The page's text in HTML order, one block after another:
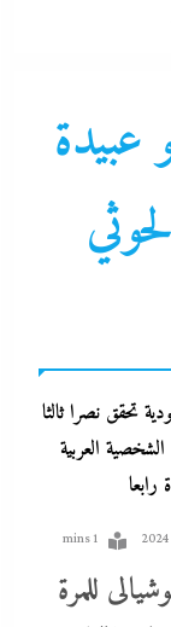
عبيدة
تحقق نصرا ثالثا
العربية
رابعا
1 mins
للمرة